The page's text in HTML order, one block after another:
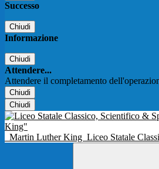
Successo
Chiudi
Informazione
Chiudi
Attendere...
Attendere il completamento
Chiudi
Chiudi
Martin Luther King Liceo Statale